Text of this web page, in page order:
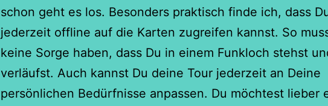
schon geht es los. Besonders praktisch finde ich, dass
jederzeit offline auf die Karten zugreifen kannst. So
keine Sorge haben, dass Du in einem Funkloch stehst
verläufst. Auch kannst Du deine Tour jederzeit an Deine
persönlichen Bedürfnisse anpassen. Du möchtest lieber